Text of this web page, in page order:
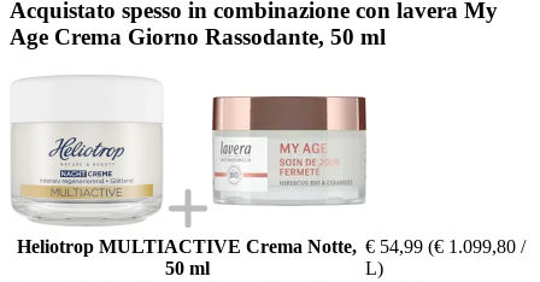
Acquistato spesso in combinazione con lavera My
Age Crema Giorno Rassodante, 50 ml
Heliotrop MULTIACTIVE Crema Notte,
50 ml
€ 54,99 (€ 1.099,80 /
L)